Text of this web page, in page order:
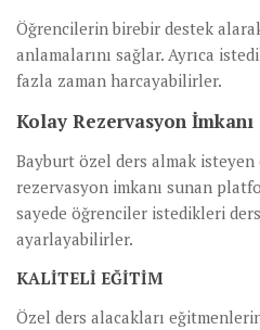
Öğrencilerin birebir destek
anlamalarını sağlar. Ayrıca
fazla zaman harcayabilirler.
Kolay Rezervasyon İmkanı
Bayburt özel ders almak
rezervasyon imkanı sunan
sayede öğrenciler istedikleri
ayarlayabilirler.
KALITELI EĞITIM
Özel ders alacakları